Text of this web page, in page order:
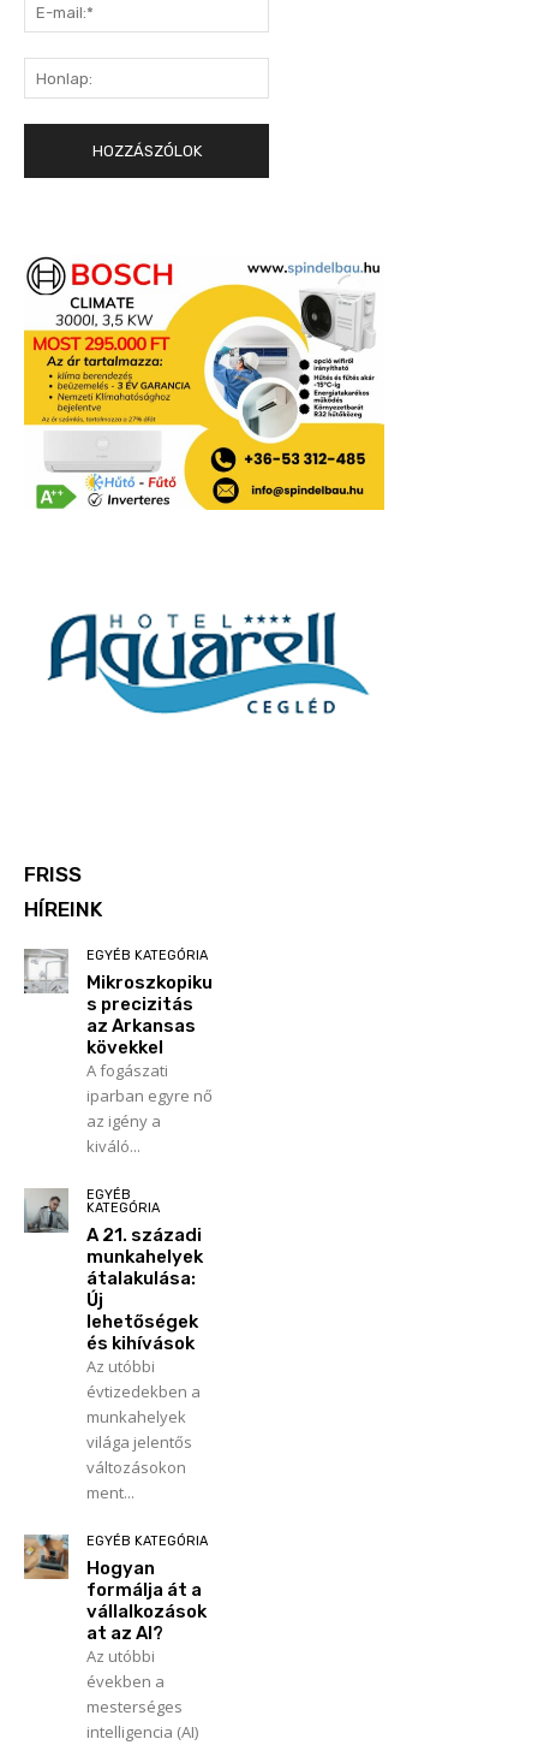
mail:*
FRISS
HÍREINK
EGYÉB KATEGÓRIA
Mikroszkopiku
s precizitás
az Arkansas
kövekkel
A fogászati
iparban egyre nő
az igény a
kiváló...
EGYÉB
KATEGÓRIA
A 21. századi
munkahelyek
átalakulása:
Új
lehetőségek
és kihívások
Az utóbbi
évtizedekben a
munkahelyek
világa jelentős
változásokon
ment...
EGYÉB KATEGÓRIA
Hogyan
formálja át a
vállalkozások
at az AI?
Az utóbbi
években a
mesterséges
intelligencia (AI)